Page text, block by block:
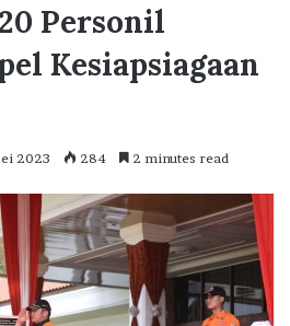
Personil
Kesiapsiagaan
2023 284 2 minutes read